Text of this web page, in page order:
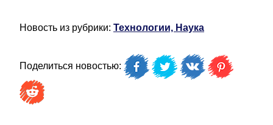
Новость из рубрики: Технологии, Наука
Поделиться новостью: